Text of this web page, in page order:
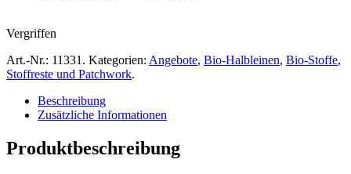
Vergriffen
Art.-Nr.: 11331 . Kategorien: Angebote, Bio-Halbleinen, Bio-Stoffe,
Stoffreste und Patchwork.
Beschreibung
Zusätzliche Informationen
Produktbeschreibung